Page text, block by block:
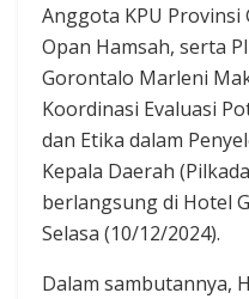
Anggota KPU Provinsi
Opan Hamsah, serta
Gorontalo Marleni
Koordinasi Evaluasi
dan Etika dalam
Kepala Daerah
berlangsung di Hotel
Selasa (10/12/2024).
Dalam sambutannya,